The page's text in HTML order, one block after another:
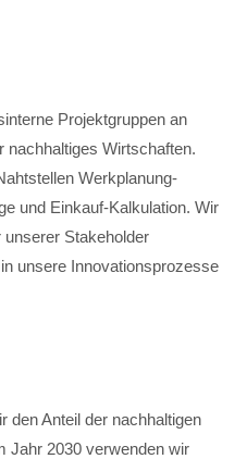
Projektgruppen an
nachhaltiges Wirtschaften.
Werkplanung-
und Einkauf-Kalkulation. Wir
unserer Stakeholder
unsere Innovationsprozesse
den Anteil der nachhaltigen
Jahr 2030 verwenden wir